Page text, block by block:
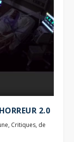
2.0
, Critiques, de